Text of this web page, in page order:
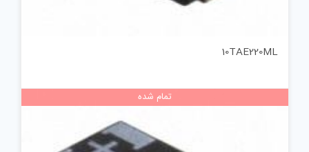
10TAE220ML
تمام شده